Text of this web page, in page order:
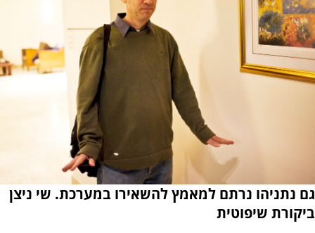
גם נתניהו נרתם למאמץ להשאירו במערכת. שי ניצן
ביקורת שיפוטית